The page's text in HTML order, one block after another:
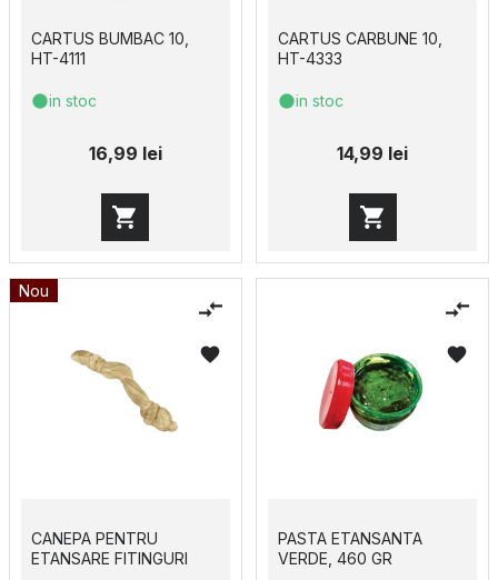
CARTUS BUMBAC 10,
HT-4111
in stoc
16,99 lei
CARTUS CARBUNE 10,
HT-4333
in stoc
14,99 lei
CANEPA PENTRU
ETANSARE FITINGURI
Nou
PASTA ETANSANTA
VERDE, 460 GR